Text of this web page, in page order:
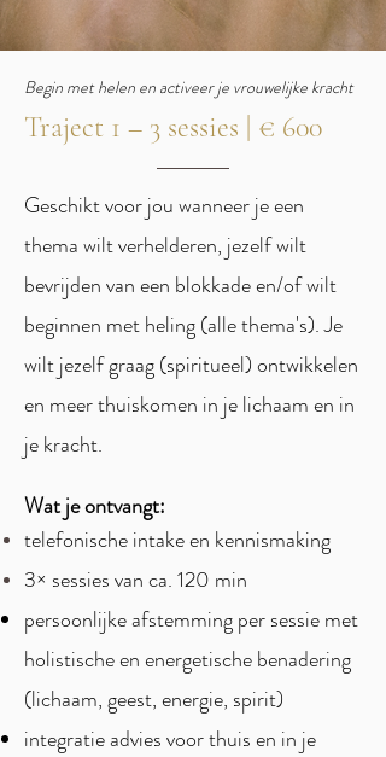
Begin met helen en activeer je vrouwelijke kracht
Traject 1 – 3 sessies | € 600
Geschikt voor jou wanneer je een
thema wilt verhelderen, jezelf wilt
bevrijden van een blokkade en/of wilt
beginnen met heling (alle thema's). Je
wilt jezelf graag (spiritueel) ontwikkelen
en meer thuiskomen in je lichaam en in
je kracht.
Wat je ontvangt:
telefonische intake en kennismaking
3× sessies van ca. 120 min
persoonlijke afstemming per sessie met
holistische en energetische benadering
(lichaam, geest, energie, spirit)
integratie advies voor thuis en in je